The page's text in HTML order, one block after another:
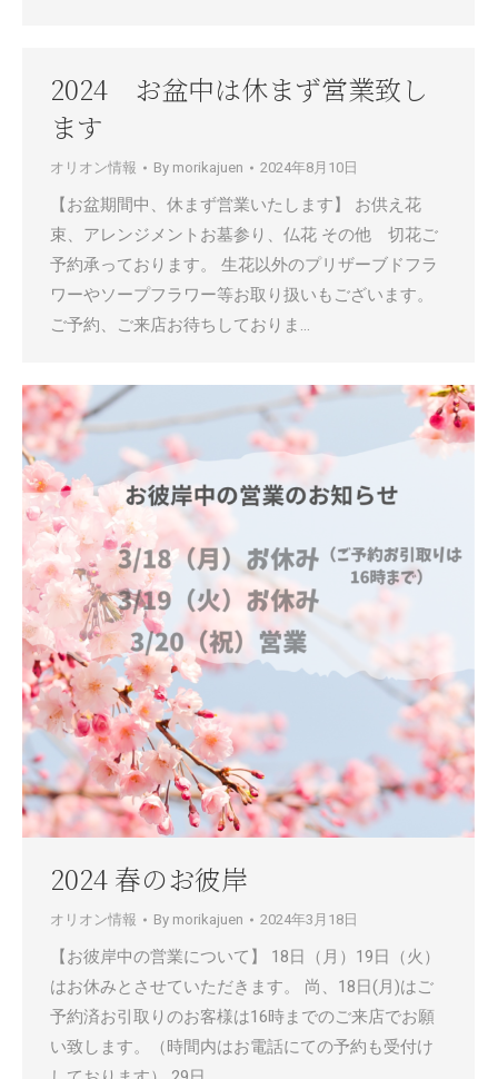
2024 お盆中は休まず営業致し
ます
オリオン情報 By morikajuen 2024年8月10日
【お盆期間中、休まず営業いたします】 お供え花
束、アレンジメントお墓参り、仏花 その他 切花ご
予約承っております。 生花以外のプリザーブドフラ
ワーやソープフラワー等お取り扱いもございます。
ご予約、ご来店お待ちしておりま…
2024 春のお彼岸
オリオン情報 By morikajuen 2024年3月18日
【お彼岸中の営業について】 18日（月）19日（火）
はお休みとさせていただきます。 尚、18日(月)はご
予約済お引取りのお客様は16時までのご来店でお願
い致します。（時間内はお電話にての予約も受付け